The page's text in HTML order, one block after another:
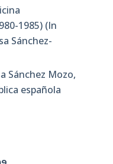
1985) (In
Sánchez-
Sánchez Mozo,
española